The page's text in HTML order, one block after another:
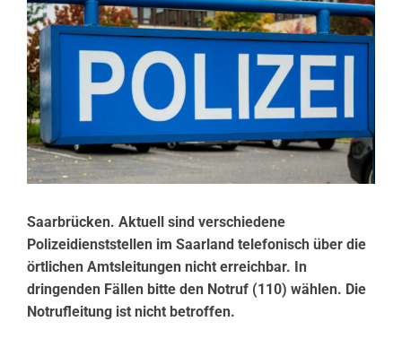
Saarbrücken. Aktuell sind verschiedene
Polizeidienststellen im Saarland telefonisch über die
örtlichen Amtsleitungen nicht erreichbar. In
dringenden Fällen bitte den Notruf (110) wählen. Die
Notrufleitung ist nicht betroffen.